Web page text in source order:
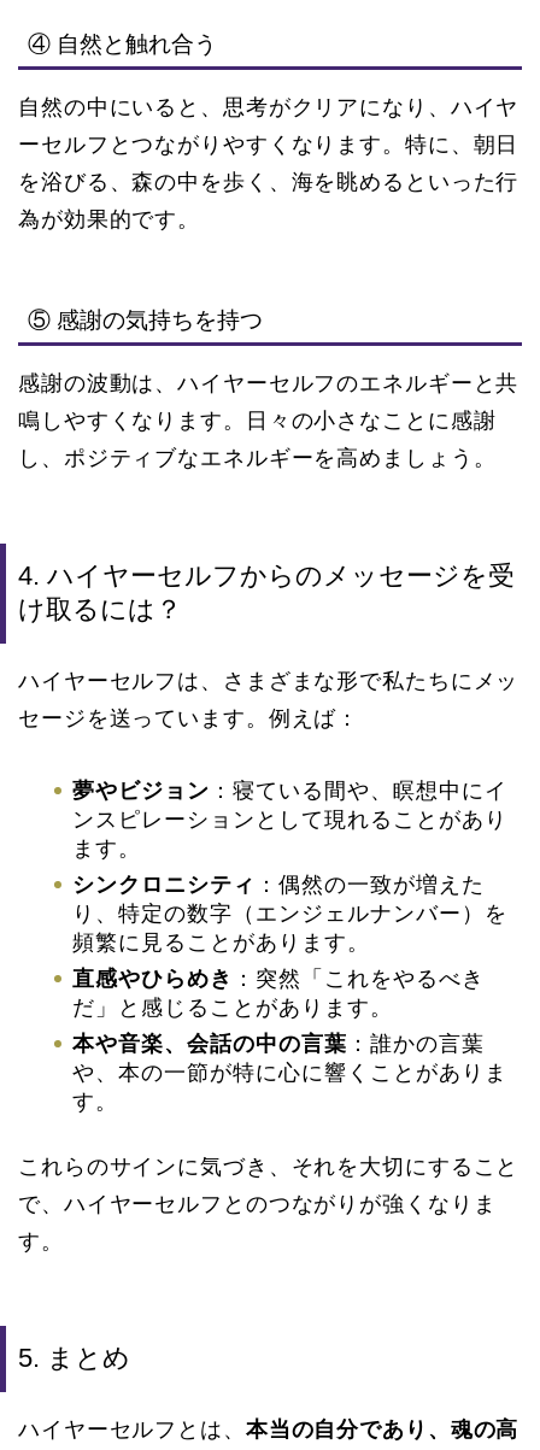
④ 自然と触れ合う
自然の中にいると、思考がクリアになり、ハイヤ
ーセルフとつながりやすくなります。特に、朝日
を浴びる、森の中を歩く、海を眺めるといった行
為が効果的です。
⑤ 感謝の気持ちを持つ
感謝の波動は、ハイヤーセルフのエネルギーと共
鳴しやすくなります。日々の小さなことに感謝
し、ポジティブなエネルギーを高めましょう。
4. ハイヤーセルフからのメッセージを受
け取るには？
ハイヤーセルフは、さまざまな形で私たちにメッ
セージを送っています。例えば：
夢やビジョン ：寝ている間や、瞑想中にイ
ンスピレーションとして現れることがあり
ます。
シンクロニシティ ：偶然の一致が増えた
り、特定の数字（エンジェルナンバー）を
頻繁に見ることがあります。
直感やひらめき ：突然「これをやるべき
だ」と感じることがあります。
本や音楽、会話の中の言葉 ：誰かの言葉
や、本の一節が特に心に響くことがありま
す。
これらのサインに気づき、それを大切にすること
で、ハイヤーセルフとのつながりが強くなりま
す。
5. まとめ
ハイヤーセルフとは、 本当の自分であり、魂の高